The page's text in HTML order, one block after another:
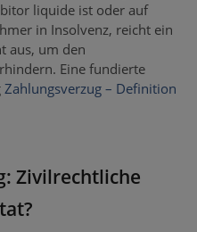
liquide ist oder auf
in Insolvenz, reicht ein
aus, um den
Eine fundierte
Zahlungsverzug – Definition
Zivilrechtliche